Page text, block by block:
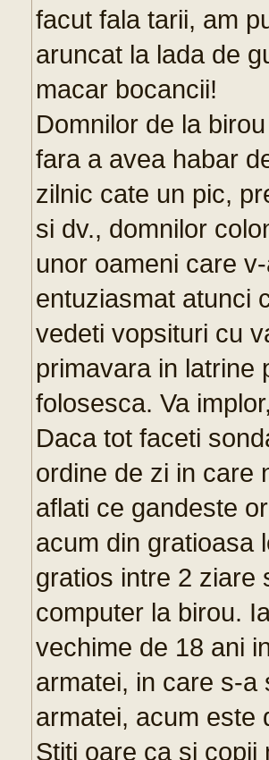
facut fala tarii, am
aruncat la lada de
macar bocancii!
Domnilor de la
fara a avea habar
zilnic cate un pic,
si dv., domnilor
unor oameni care
entuziasmat atunci
vedeti vopsituri cu
primavara in latrine
folosesca. Va
Daca tot faceti
ordine de zi in care
aflati ce gandeste
acum din gratioasa
gratios intre 2 ziare
computer la birou.
vechime de 18 ani
armatei, in care s-a
armatei, acum este
Stiti oare ca si copii